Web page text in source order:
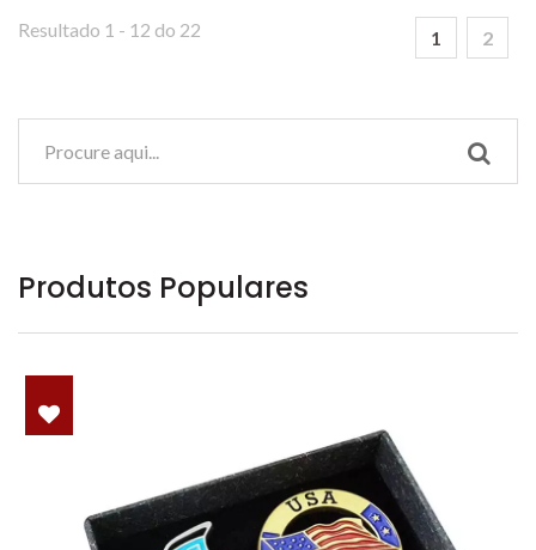
Resultado 1 - 12 do 22 1 2
Produtos Populares